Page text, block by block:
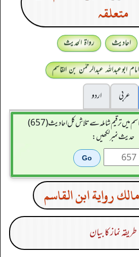
متعلقہ
احادیث
رواۃ الحدیث
ابوعبداللہ عبدالرحمٰن بن القاسم
عربی
اردو
میں ترقیم شاملہ سے تلاش کل احادیث (657)
حدیث نمبر لکھیں:
رواية ابن القاسم
طریقہ نماز کا بیان